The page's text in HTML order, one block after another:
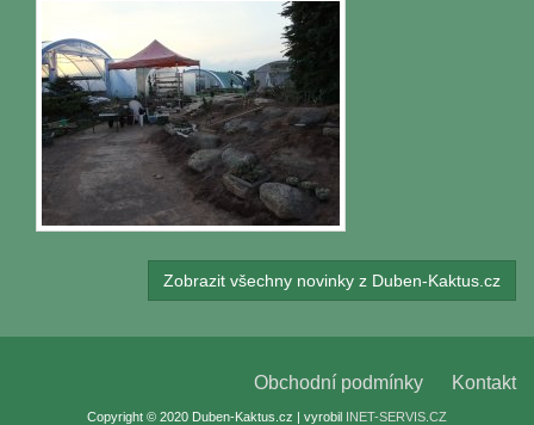
Zobrazit všechny novinky z Duben-Kaktus.cz
Obchodní podmínky Kontakt
Copyright © 2020 Duben-Kaktus.cz | vyrobil INET-SERVIS.CZ